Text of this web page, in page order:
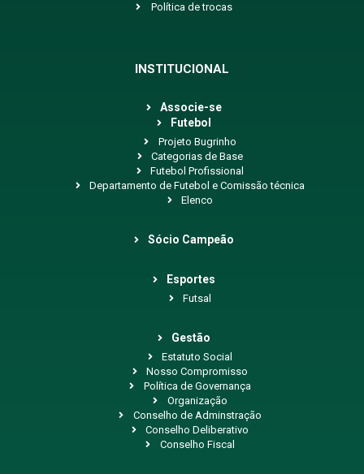
Política de trocas
INSTITUCIONAL
Associe-se
Futebol
Projeto Bugrinho
Categorias de Base
Futebol Profissional
Departamento de Futebol e Comissão técnica
Elenco
Sócio Campeão
Esportes
Futsal
Gestão
Estatuto Social
Nosso Compromisso
Política de Governança
Organização
Conselho de Adminstração
Conselho Deliberativo
Conselho Fiscal